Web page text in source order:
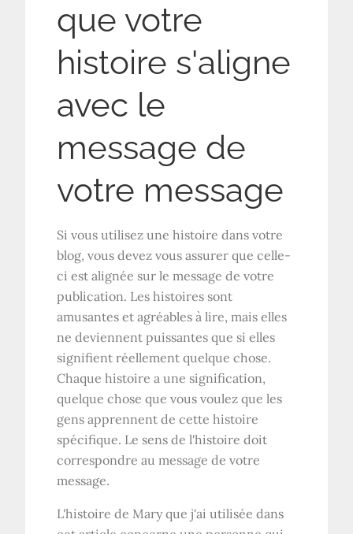
que votre
histoire s'aligne
avec le
message de
votre message
Si vous utilisez une histoire dans votre
blog, vous devez vous assurer que celle-
ci est alignée sur le message de votre
publication. Les histoires sont
amusantes et agréables à lire, mais elles
ne deviennent puissantes que si elles
signifient réellement quelque chose.
Chaque histoire a une signification,
quelque chose que vous voulez que les
gens apprennent de cette histoire
spécifique. Le sens de l'histoire doit
correspondre au message de votre
message.
L'histoire de Mary que j'ai utilisée dans